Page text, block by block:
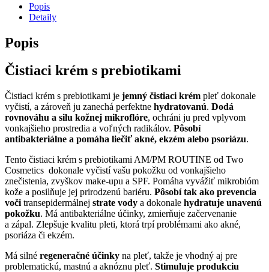
Popis
Detaily
Popis
Čistiaci krém s prebiotikami
Čistiaci krém s prebiotikami je jemný čistiaci krém pleť dokonale
vyčistí, a zároveň ju zanechá perfektne hydratovanú. Dodá
rovnováhu a silu kožnej mikroflóre, ochráni ju pred vplyvom
vonkajšieho prostredia a voľných radikálov. Pôsobí
antibakteriálne a pomáha liečiť akné, ekzém alebo psoriázu.
Tento čistiaci krém s prebiotikami AM/PM ROUTINE od Two
Cosmetics dokonale vyčistí vašu pokožku od vonkajšieho
znečistenia, zvyškov make-upu a SPF. Pomáha vyvážiť mikrobióm
kože a posilňuje jej prirodzenú bariéru. Pôsobí tak ako prevencia
voči transepidermálnej strate vody a dokonale hydratuje unavenú
pokožku. Má antibakteriálne účinky, zmierňuje začervenanie
a zápal. Zlepšuje kvalitu pleti, ktorá trpí problémami ako akné,
psoriáza či ekzém.
Má silné regeneračné účinky na pleť, takže je vhodný aj pre
problematickú, mastnú a aknóznu pleť. Stimuluje produkciu